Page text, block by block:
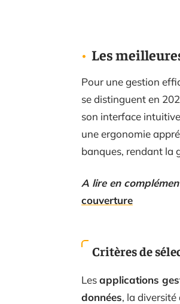
Les
Pour une gestion
se distinguent en
son interface
une ergonomie
banques, rendant la
A lire en
couverture
Critères de
Lesapplications
données, la diversité